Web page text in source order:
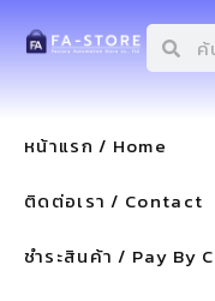
หน้าแรก / Home
ติดต่อเรา / Contact
ชำระสินค้า / Pay By